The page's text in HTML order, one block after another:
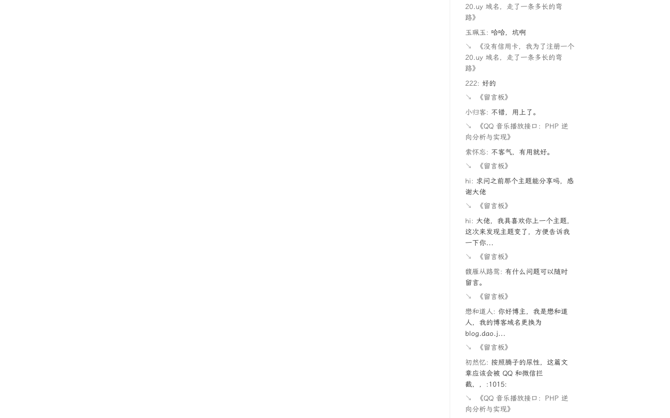
20.uy 域名，走了一条多长的弯
路》
玉珮玉: 哈哈，坑啊
↘
《没有信用卡，我为了注册一个
20.uy 域名，走了一条多长的弯
路》
222: 好的
↘
《留言板》
小归客: 不错，用上了。
↘
《QQ 音乐播放接口：PHP 逆
向分析与实现》
索怀忘: 不客气，有用就好。
↘
《留言板》
hi: 求问之前那个主题能分享吗，感
谢大佬
↘
《留言板》
hi: 大佬，我具喜欢你上一个主题，
这次来发现主题变了，方便告诉我
一下你...
↘
《留言板》
馥雁从路鸳: 有什么问题可以随时
留言。
↘
《留言板》
懋和道人: 你好博主，我是懋和道
人，我的博客域名更换为
blog.dao.j...
↘
《留言板》
初然忆: 按照腾子的尿性，这篇文
章应该会被 QQ 和微信拦
截，，:1015:
↘
《QQ 音乐播放接口：PHP 逆
向分析与实现》